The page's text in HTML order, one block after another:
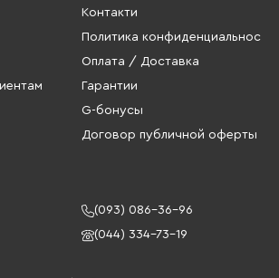
Контакти
Политика конфиденциальнос
Оплата / Доставка
Гарантии
G-бонусы
Договор публичной оферты
(093) 086-36-96
(044) 334-73-19